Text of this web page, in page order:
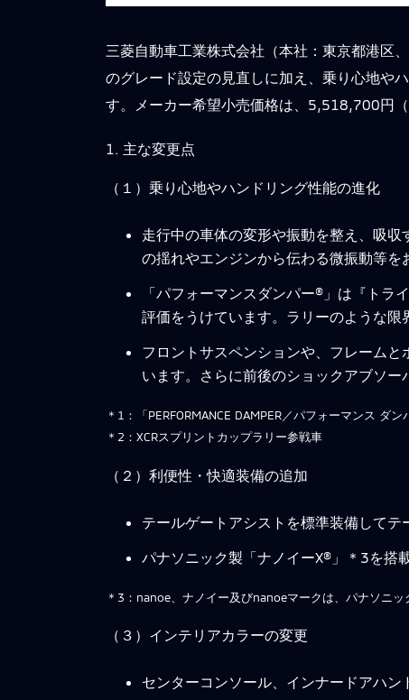
三菱自動車工業株式会社（本社：東京都港区
のグレード設定の見直しに加え、乗り心地や
す。メーカー希望小売価格は、5,518,700円（
1. 主な変更点
（１）乗り心地やハンドリング性能の進化
走行中の車体の変形や振動を整え、吸
の揺れやエンジンから伝わる微振動等を
「パフォーマンスダンパー®」は『ト
評価をうけています。ラリーのような限
フロントサスペンションや、フレーム
います。さらに前後のショックアブソー
＊1：「PERFORMANCE DAMPER／パフォーマンス ダ
＊2：XCRスプリントカップラリー参戦車
（２）利便性・快適装備の追加
テールゲートアシストを標準装備してテ
パナソニック製「ナノイーX®」＊3を搭
＊3：nanoe、ナノイー及びnanoeマークは、パナソニッ
（３）インテリアカラーの変更
センターコンソール、インナードアハン